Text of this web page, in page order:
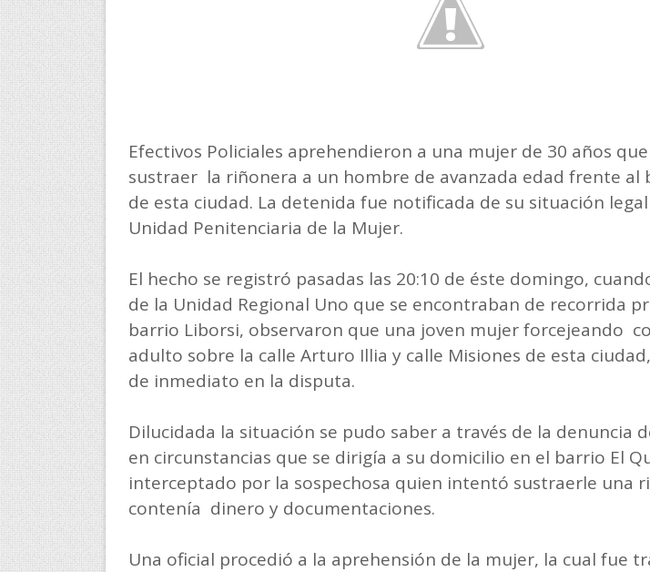
Efectivos Policiales aprehendieron a una mujer de 30 años
sustraer la riñonera a un hombre de avanzada edad frente al
de esta ciudad. La detenida fue notificada de su situación
Unidad Penitenciaria de la Mujer.
El hecho se registró pasadas las 20:10 de éste domingo,
de la Unidad Regional Uno que se encontraban de recorrida
barrio Liborsi, observaron que una joven mujer forcejeando
adulto sobre la calle Arturo Illia y calle Misiones de esta
de inmediato en la disputa.
Dilucidada la situación se pudo saber a través de la denuncia
en circunstancias que se dirigía a su domicilio en el barrio El
interceptado por la sospechosa quien intentó sustraerle una
contenía dinero y documentaciones.
Una oficial procedió a la aprehensión de la mujer, la cual fue